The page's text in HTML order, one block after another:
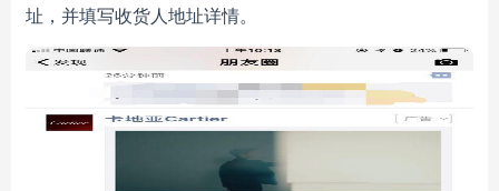
址，并填写收货人地址详情。